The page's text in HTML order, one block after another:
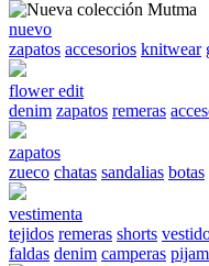
nuevo
zapatos accesorios knitwear
flower edit
denim zapatos remeras
zapatos
zueco chatas sandalias botas
vestimenta
tejidos remeras shorts
faldas denim camperas